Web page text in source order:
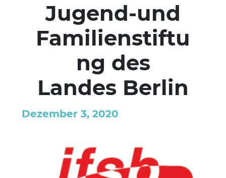
Jugend-und
Familienstiftu
ng des
Landes Berlin
Dezember 3, 2020